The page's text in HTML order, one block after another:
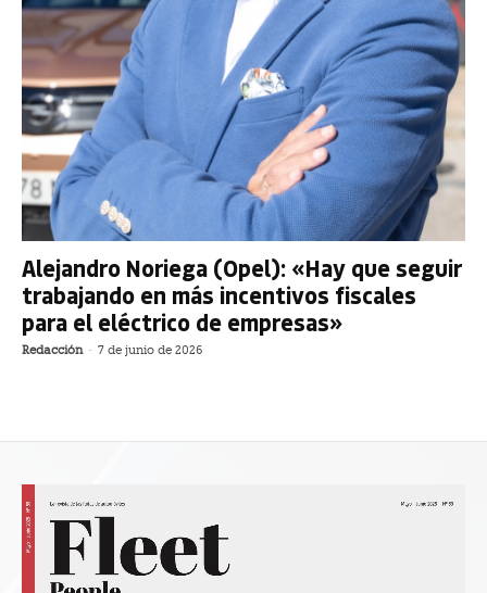
Alejandro Noriega (Opel): «Hay que seguir
trabajando en más incentivos fiscales
para el eléctrico de empresas»
Redacción - 7 de junio de 2026